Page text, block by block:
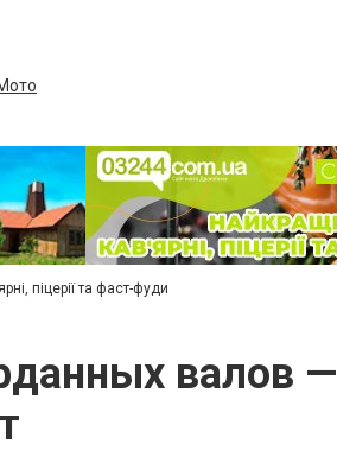
піцерії та фаст-фуди
валов —